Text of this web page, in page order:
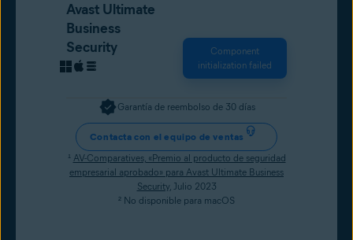
Garantía de reembolso de 30 días
Contacta con el equipo de ventas
¹ AV-Comparatives, «Premio al producto de seguridad
empresarial aprobado» para Avast Ultimate Business
Security, Julio 2023
² No disponible para macOS
Avast Ultimate
Business
Security
Component
initialization failed